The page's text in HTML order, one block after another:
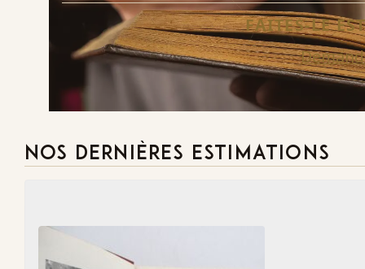
FAITES-LE
NOS DERNIÈRES ESTIMATIONS